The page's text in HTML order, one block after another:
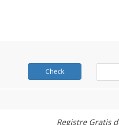
Check
Registre Gratis